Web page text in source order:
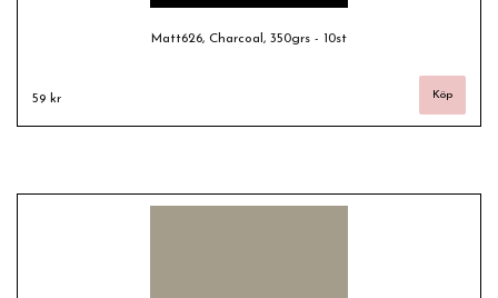
Matt626, Charcoal, 350grs - 10st
59 kr